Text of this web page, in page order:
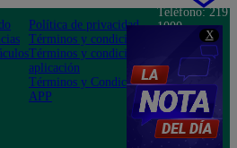
X
Política de privacidad
Términos y condiciones
Términos y condiciones
aplicación
Términos y Condiciones
APP
Teléfono: 219
1000
Felipe 968
Jesús María